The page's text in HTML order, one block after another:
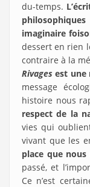
du-temps.
imaginaire
dessert en rien
contraire à la
Rivages est une
message
histoire nous
respect de la
vies qui
vivant que les
place que
passé, et
Ce n’est